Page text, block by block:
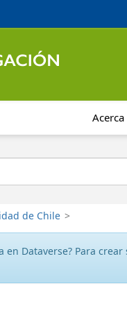
Acerca
de Chile >
en Dataverse? Para